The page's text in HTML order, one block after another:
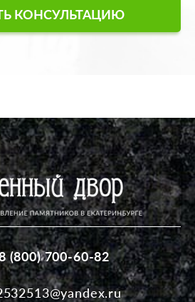
КОНСУЛЬТАЦИЮ
(800) 700-60-82